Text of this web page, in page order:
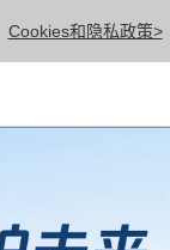
Cookies和隐私政策>